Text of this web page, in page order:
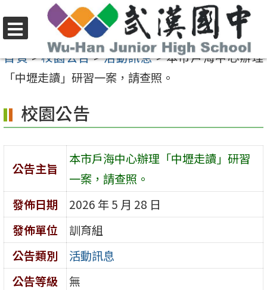
至
容
區
選
單
首頁>校園公告>活動訊息>本市戶海中心辦理
「中壢走讀」研習一案，請查照。
校園公告
公告主旨
本市戶海中心辦理「中壢走讀」研習
一案，請查照。
發佈日期
2026 年 5 月 28 日
發佈單位
訓育組
公告類別
活動訊息
公告等級
無